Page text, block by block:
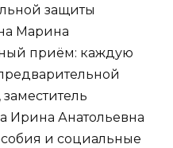
защиты
Марина
приём: каждую
Ирина Анатольевна
и социальные